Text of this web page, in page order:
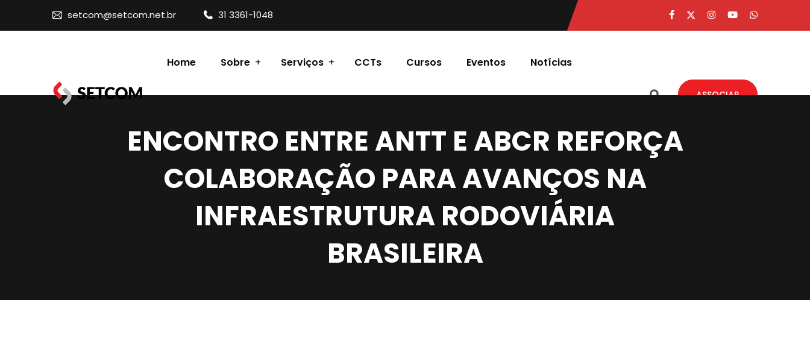
setcom@setcom.net.br 31 3361-1048
Home Sobre Serviços CCTs Cursos Eventos Notícias
ASSOCIAR
ENCONTRO ENTRE ANTT E ABCR REFORÇA
COLABORAÇÃO PARA AVANÇOS NA
INFRAESTRUTURA RODOVIÁRIA
BRASILEIRA